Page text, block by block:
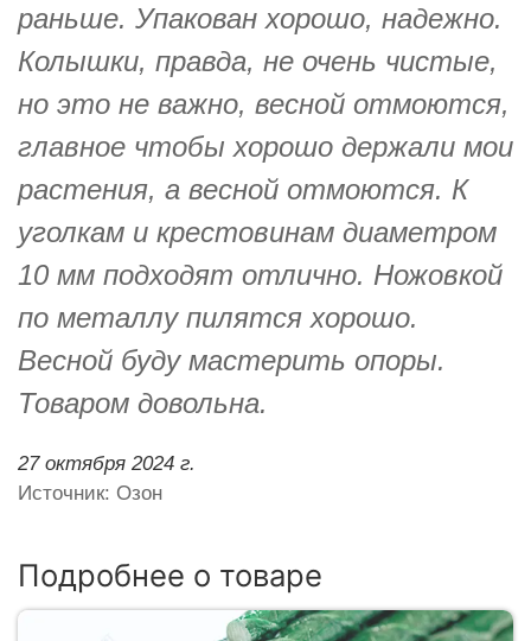
раньше. Упакован хорошо, надежно.
Колышки, правда, не очень чистые,
но это не важно, весной отмоются,
главное чтобы хорошо держали мои
растения, а весной отмоются. К
уголкам и крестовинам диаметром
10 мм подходят отлично. Ножовкой
по металлу пилятся хорошо.
Весной буду мастерить опоры.
Товаром довольна.
27 октября 2024 г.
Источник: Озон
Подробнее о товаре